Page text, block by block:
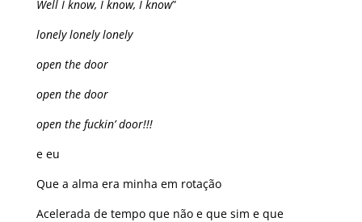
Well I know, I know, I know”
lonely lonely lonely
open the door
open the door
open the fuckin’ door!!!
e eu
Que a alma era minha em rotação
Acelerada de tempo que não e que sim e que